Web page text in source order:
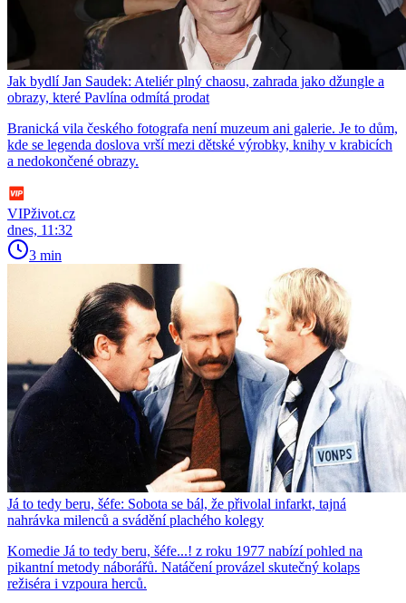
Jak bydlí Jan Saudek: Ateliér plný chaosu, zahrada jako džungle a
obrazy, které Pavlína odmítá prodat
Branická vila českého fotografa není muzeum ani galerie. Je to dům,
kde se legenda doslova vrší mezi dětské výrobky, knihy v krabicích
a nedokončené obrazy.
VIPživot.cz
dnes, 11:32
3 min
Já to tedy beru, šéfe: Sobota se bál, že přivolal infarkt, tajná
nahrávka milenců a svádění plachého kolegy
Komedie Já to tedy beru, šéfe...! z roku 1977 nabízí pohled na
pikantní metody náborářů. Natáčení provázel skutečný kolaps
režiséra i vzpoura herců.